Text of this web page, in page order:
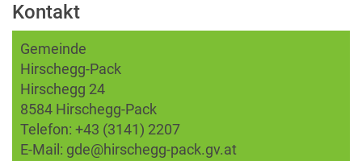
Kontakt
Gemeinde
Hirschegg-Pack
Hirschegg 24
8584 Hirschegg-Pack
Telefon: +43 (3141) 2207
E-Mail: gde@hirschegg-pack.gv.at